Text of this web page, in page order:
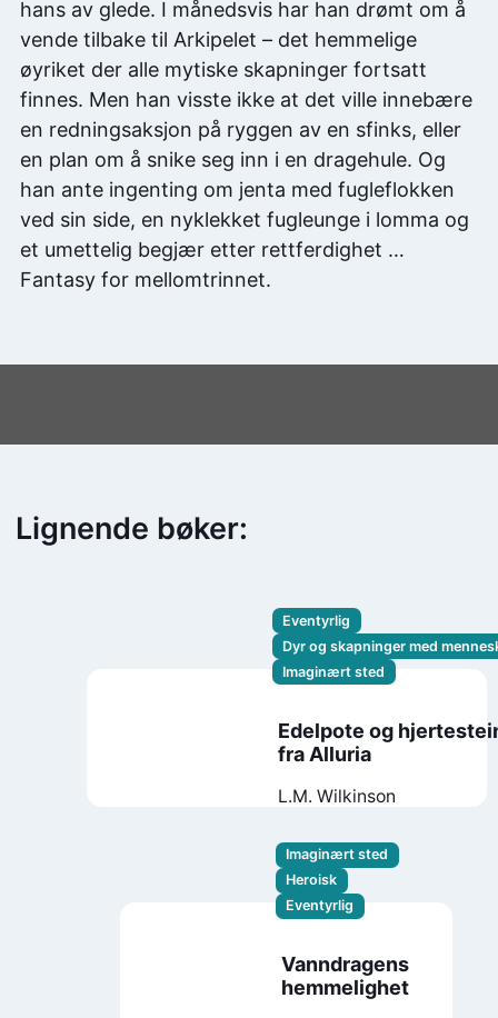
hans av glede. I månedsvis har han drømt om å
vende tilbake til Arkipelet – det hemmelige
øyriket der alle mytiske skapninger fortsatt
finnes. Men han visste ikke at det ville innebære
en redningsaksjon på ryggen av en sfinks, eller
en plan om å snike seg inn i en dragehule. Og
han ante ingenting om jenta med fugleflokken
ved sin side, en nyklekket fugleunge i lomma og
et umettelig begjær etter rettferdighet …
Fantasy for mellomtrinnet.
Lignende bøker:
Eventyrlig
Dyr og skapninger med
Imaginært sted
Edelpote og
fra Alluria
L.M. Wilkinson
Imaginært sted
Heroisk
Eventyrlig
Vanndragens
hemmelighet